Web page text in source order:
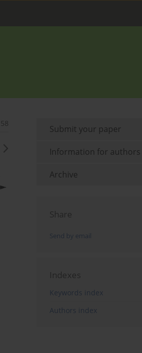
Submit your paper
Information for authors
Archive
Share
Send by email
Indexes
Keywords index
Authors index